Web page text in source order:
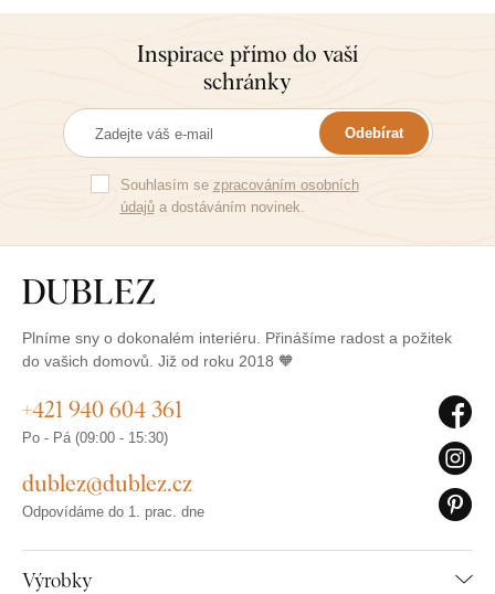
Inspirace přímo do vaší
schránky
Odebírat
Souhlasím se zpracováním osobních
údajůa dostáváním novinek.
Plníme sny o dokonalém interiéru. Přinášíme radost a požitek
do vašich domovů. Již od roku 2018 🧡
Výrobky
+421 940 604 361
Po - Pá (09:00 - 15:30)
dublez@dublez.cz
Odpovídáme do 1. prac. dne